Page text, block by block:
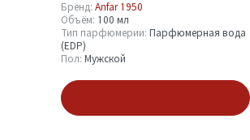
Бренд: Anfar 1950
Объём: 100 мл
Тип парфюмерии: Парфюмерная вода
(EDP)
Пол: Мужской